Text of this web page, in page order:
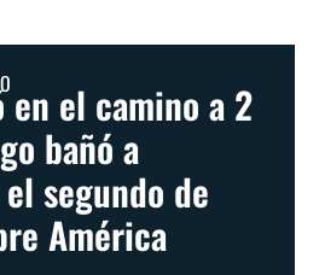
en el camino a 2
bañó a
segundo de
América